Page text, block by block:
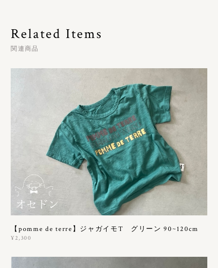
Related Items
関連商品
【pomme de terre】ジャガイモT グリーン 90~120cm
¥2,300